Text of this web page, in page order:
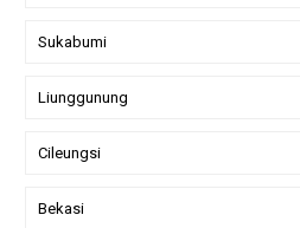
Sukabumi
Liunggunung
Cileungsi
Bekasi